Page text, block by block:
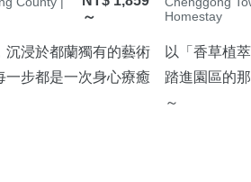
～
沉浸於都蘭獨有的藝術
一步都是一次身心療癒
Homestay
以「香草植
踏進園區的
～